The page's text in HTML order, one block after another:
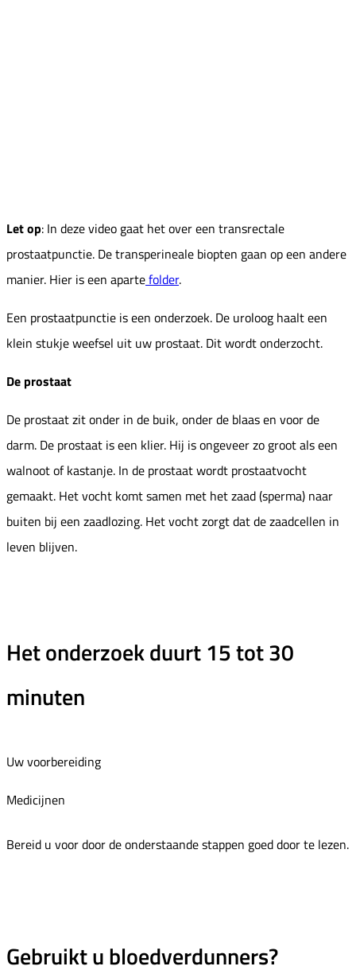
Let op: In deze video gaat het over een transrectale
prostaatpunctie. De transperineale biopten gaan op een andere
manier. Hier is een apartefolder.
Een prostaatpunctie is een onderzoek. De uroloog haalt een
klein stukje weefsel uit uw prostaat. Dit wordt onderzocht.
De prostaat
De prostaat zit onder in de buik, onder de blaas en voor de
darm. De prostaat is een klier. Hij is ongeveer zo groot als een
walnoot of kastanje. In de prostaat wordt prostaatvocht
gemaakt. Het vocht komt samen met het zaad (sperma) naar
buiten bij een zaadlozing. Het vocht zorgt dat de zaadcellen in
leven blijven.
Het onderzoek duurt 15 tot 30
minuten
Uw voorbereiding
Medicijnen
Bereid u voor door de onderstaande stappen goed door te lezen.
Gebruikt u bloedverdunners?